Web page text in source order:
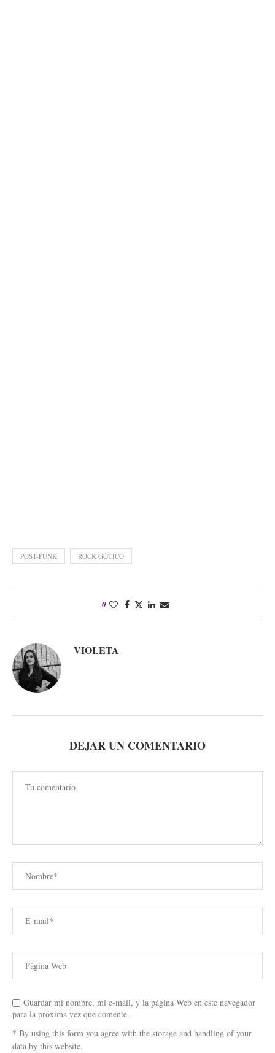
POST-PUNK ROCK GÓTICO
0
VIOLETA
DEJAR UN COMENTARIO
Guardar mi nombre, mi e-mail, y la página Web en este navegador
para la próxima vez que comente.
* By using this form you agree with the storage and handling of your
data by this website.